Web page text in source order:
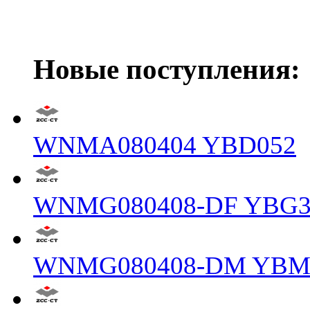
Новые поступления:
WNMA080404 YBD052
WNMG080408-DF
WNMG080408-DM